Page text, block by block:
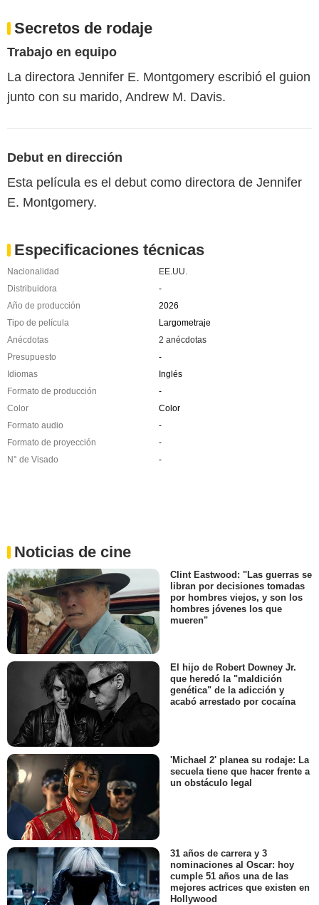
Secretos de rodaje
Trabajo en equipo
La directora Jennifer E. Montgomery escribió el guion
junto con su marido, Andrew M. Davis.
Debut en dirección
Esta película es el debut como directora de Jennifer
E. Montgomery.
Especificaciones técnicas
Nacionalidad
EE.UU.
Distribuidora
-
Año de producción
2026
Tipo de película
Largometraje
Anécdotas
2 anécdotas
Presupuesto
-
Idiomas
Inglés
Formato de producción
-
Color
Color
Formato audio
-
Formato de proyección
-
N° de Visado
-
Noticias de cine
Clint Eastwood: "Las guerras se
libran por decisiones tomadas
por hombres viejos, y son los
hombres jóvenes los que
mueren"
El hijo de Robert Downey Jr.
que heredó la "maldición
genética" de la adicción y
acabó arrestado por cocaína
'Michael 2' planea su rodaje: La
secuela tiene que hacer frente a
un obstáculo legal
31 años de carrera y 3
nominaciones al Oscar: hoy
cumple 51 años una de las
mejores actrices que existen en
Hollywood